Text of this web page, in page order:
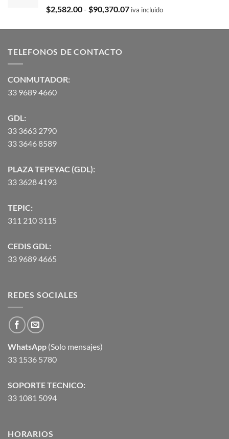
$35,369.97. $29,103.19.
Valorado
con
$2,582.00- $90,370.07Rango
precios:
iva incluido
TELEFONOS DE CONTACTO
CONMUTADOR:
33 9689 4660
GDL:
33 3663 2790
33 3646 8589
PLAZA TEPEYAC (GDL):
33 3628 4193
TEPIC:
311 210 3115
CEDIS GDL:
33 9689 4665
REDES SOCIALES
WhatsApp (Solo mensajes)
33 1536 5780
SOPORTE TECNICO:
33 1081 5094
HORARIOS